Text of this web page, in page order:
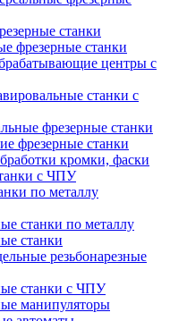
станки
фрезерные станки
центры с
станки с
фрезерные станки
фрезерные станки
кромки, фаски
с ЧПУ
по металлу
станки по металлу
станки
резьбонарезные
станки с ЧПУ
манипуляторы